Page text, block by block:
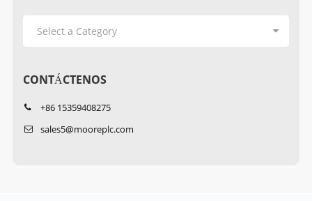
CONTÁCTENOS
+86 15359408275
sales5@mooreplc.com